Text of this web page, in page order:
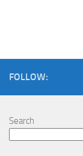
FOLLOW:
Search